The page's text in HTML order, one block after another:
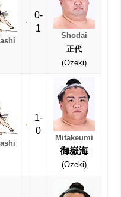
0-
1
Shodai
正代
(Ozeki)
1-
0
Mitakeumi
御嶽海
(Ozeki)